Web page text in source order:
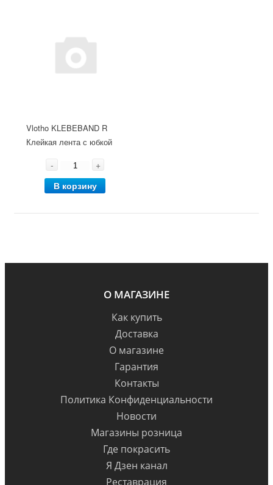
Vlotho KLEBEBAND R
Клейкая лента с юбкой
-
+
В корзину
О МАГАЗИНЕ
Как купить
Доставка
О магазине
Гарантия
Контакты
Политика Конфиденциальности
Новости
Магазины розница
Где покрасить
Я Дзен канал
Реставрация